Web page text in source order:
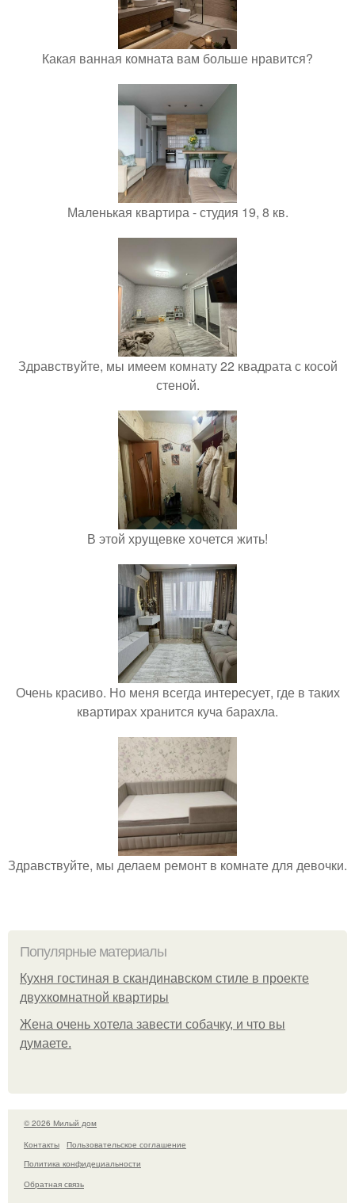
Какая ванная комната вам больше нравится?
Маленькая квартира - студия 19, 8 кв.
Здравствуйте, мы имеем комнату 22 квадрата с косой
стеной.
В этой хрущевке хочется жить!
Очень красиво. Но меня всегда интересует, где в таких
квартирах хранится куча барахла.
Здравствуйте, мы делаем ремонт в комнате для девочки.
Популярные материалы
Кухня гостиная в скандинавском стиле в проекте
двухкомнатной квартиры
Жена очень хотела завести собачку, и что вы
думаете.
© 2026 Милый дом
Контакты
Пользовательское соглашение
Политика конфидециальности
Обратная связь